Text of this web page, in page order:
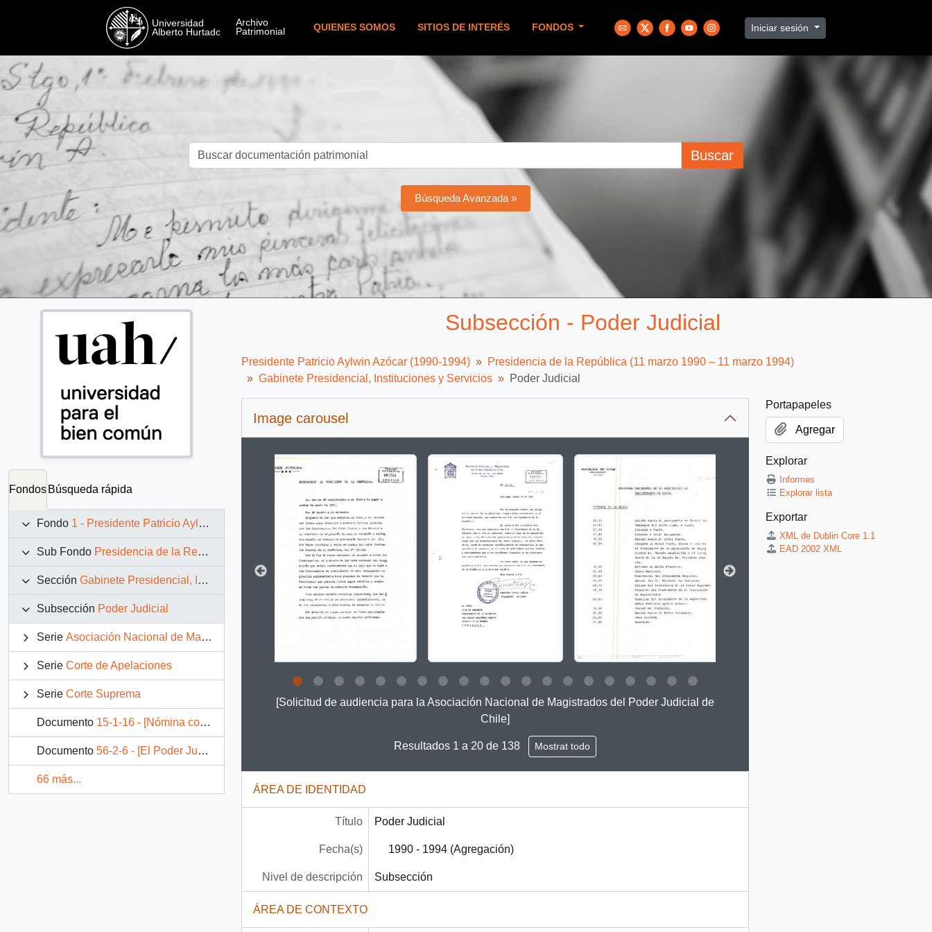
QUIENES SOMOS SITIOS DE INTERÉS FONDOS Iniciar sesión
Buscar
Búsqueda Avanzada »
Fondos Búsqueda rápida
Fondo 1 - Presidente Patricio Aylwin Azócar (1990-1994)
Sub Fondo Presidencia de la República (11 marzo 1990 – 11 marzo 1994)
Sección Gabinete Presidencial, Instituciones y Servicios
Subsección Poder Judicial
Serie Asociación Nacional de Magistrados del Poder Judicial
Serie Corte de Apelaciones
Serie Corte Suprema
Documento 15-1-16 - [Nómina con datos personales del Directorio Nacional de la Asociación Nacional de Empleados del Poder Judicial para audiencia con S.E.]
Documento 56-2-6 - [El Poder Judicial y los Medios de Comunicación]
66 más...
Subsección - Poder Judicial
Presidente Patricio Aylwin Azócar (1990-1994)
Presidencia de la República (11 marzo 1990 – 11 marzo 1994)
Gabinete Presidencial, Instituciones y Servicios
Poder Judicial
Image carousel
Changing the current slide of this carousel will change the description title displayed in the following carousel. Clicking any image in
Clicking this description title link will open the description view page for this digital object. Advancing the carousel above will update
[Solicitud de audiencia para la Asociación Nacional de Magistrados del Poder Judicial de
Chile]
Resultados 1 a 20 de 138 Mostrat todo
ÁREA DE IDENTIDAD
Título Poder Judicial
Fecha(s) 1990 - 1994 (Agregación)
Nivel de descripción Subsección
ÁREA DE CONTEXTO
Portapapeles
Agregar
Explorar
Informes
Explorar lista
Exportar
XML de Dublin Core 1.1
EAD 2002 XML